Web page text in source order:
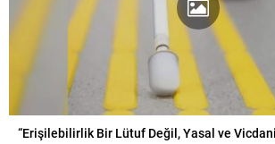
“Erişilebilirlik Bir Lütuf Değil, Yasal ve